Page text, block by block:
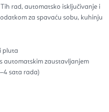
rad, automatsko isključivanje i
za spavaću sobu, kuhinju
pluta
automatskim zaustavljanjem
sata rada)